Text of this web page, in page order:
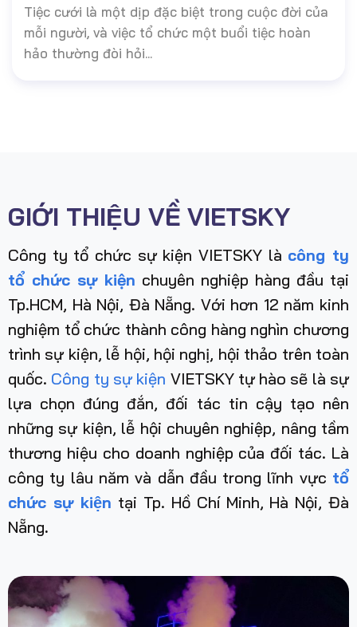
Tiệc cưới là một dịp đặc biệt trong cuộc đời của
mỗi người, và việc tổ chức một buổi tiệc hoàn
hảo thường đòi hỏi...
GIỚI THIỆU VỀ VIETSKY
Công ty tổ chức sự kiện VIETSKY là công ty
tổ chức sự kiện chuyên nghiệp hàng đầu tại
Tp.HCM, Hà Nội, Đà Nẵng. Với hơn 12 năm kinh
nghiệm tổ chức thành công hàng nghìn chương
trình sự kiện, lễ hội, hội nghị, hội thảo trên toàn
quốc. Công ty sự kiện VIETSKY tự hào sẽ là sự
lựa chọn đúng đắn, đối tác tin cậy tạo nên
những sự kiện, lễ hội chuyên nghiệp, nâng tầm
thương hiệu cho doanh nghiệp của đối tác. Là
công ty lâu năm và dẫn đầu trong lĩnh vực tổ
chức sự kiện tại Tp. Hồ Chí Minh, Hà Nội, Đà
Nẵng.